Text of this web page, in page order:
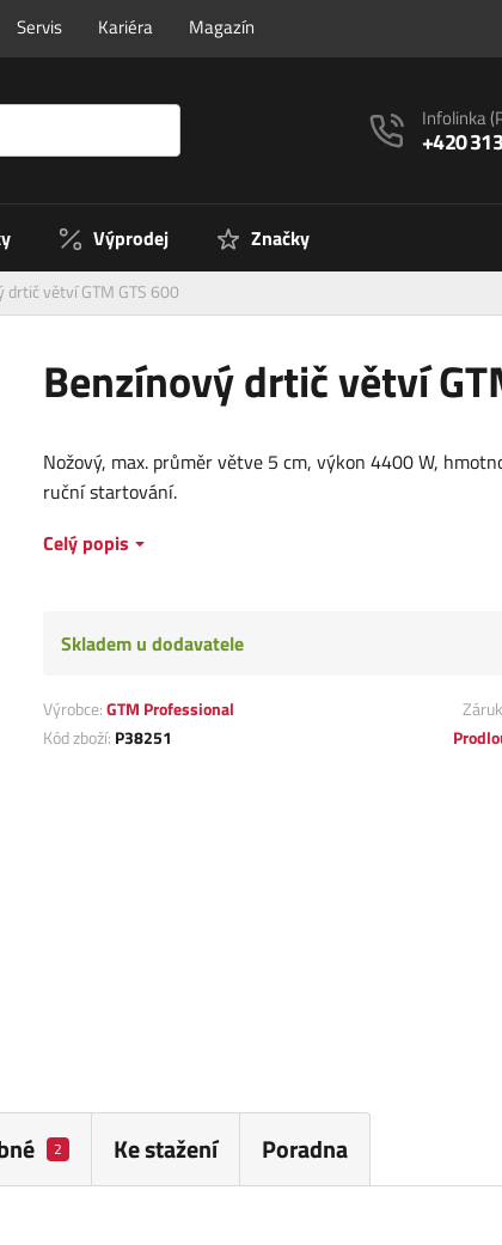
Servis Kariéra Magazín
Infolinka
+420
Výprodej Značky
drtič větví GTM GTS 600
Benzínový drtič větví
Nožový, max. průměr větve 5 cm, výkon 4400 W,
ruční startování.
Celý popis
Skladem u dodavatele
Výrobce:GTM Professional
Kód zboží: P38251
2 Ke stažení Poradna